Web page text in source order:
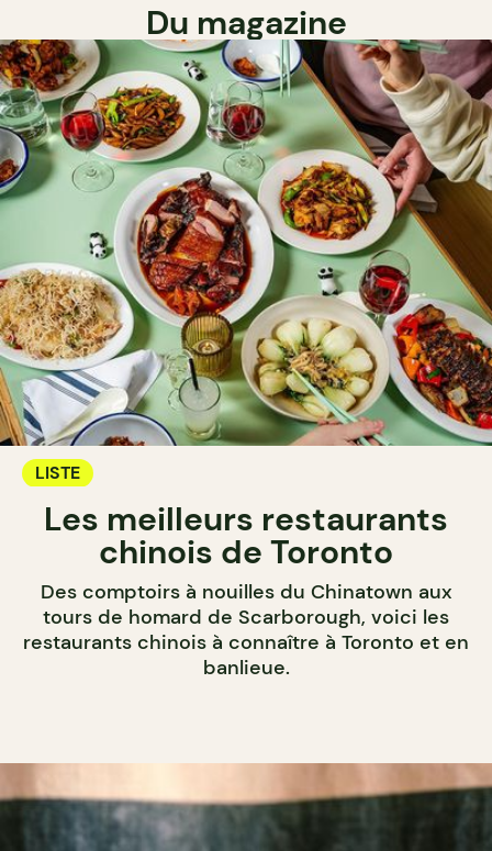
Du magazine
LISTE
Les meilleurs restaurants
chinois de Toronto
Des comptoirs à nouilles du Chinatown aux
tours de homard de Scarborough, voici les
restaurants chinois à connaître à Toronto et en
banlieue.